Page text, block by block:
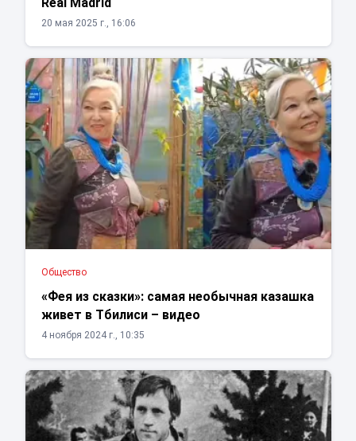
20 мая 2025 г., 16:06
Общество
«Фея из сказки»: самая необычная казашка
живет в Тбилиси – видео
4 ноября 2024 г., 10:35